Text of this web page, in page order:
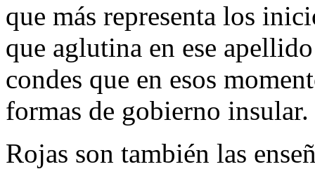
que más representa los
que aglutina en ese
condes que en esos
formas de gobierno insular.
Rojas son también las